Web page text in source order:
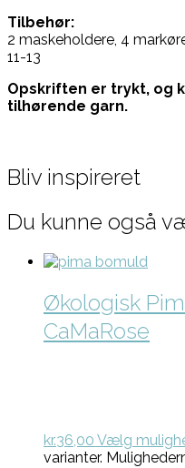
Tilbehør:
2 maskeholdere, 4
11-13
Opskriften er trykt, og
tilhørende garn.
Bliv inspireret
Du kunne også
Økologisk
CaMaRose
kr.36,00 Vælg
varianter.